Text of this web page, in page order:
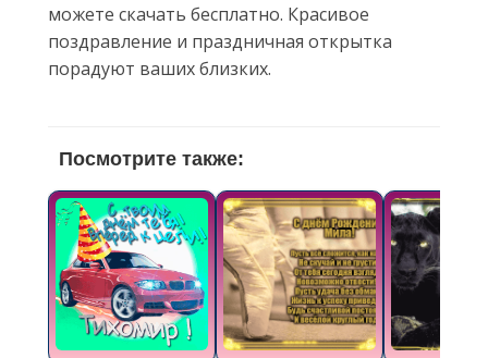
можете скачать бесплатно. Красивое
поздравление и праздничная открытка
порадуют ваших близких.
Посмотрите также: